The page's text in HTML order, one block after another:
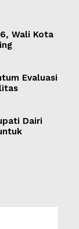
Wali Kota
Evaluasi
Dairi